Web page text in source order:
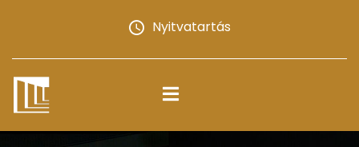
Nyitvatartás